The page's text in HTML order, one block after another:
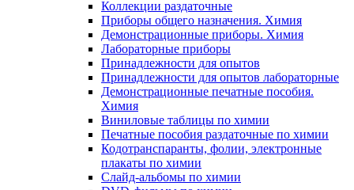
Коллекции раздаточные
Приборы общего назначения. Химия
Демонстрационные приборы. Химия
Лабораторные приборы
Принадлежности для опытов
Принадлежности для опытов лабораторные
Демонстрационные печатные пособия.
Химия
Виниловые таблицы по химии
Печатные пособия раздаточные по химии
Кодотранспаранты, фолии, электронные
плакаты по химии
Слайд-альбомы по химии